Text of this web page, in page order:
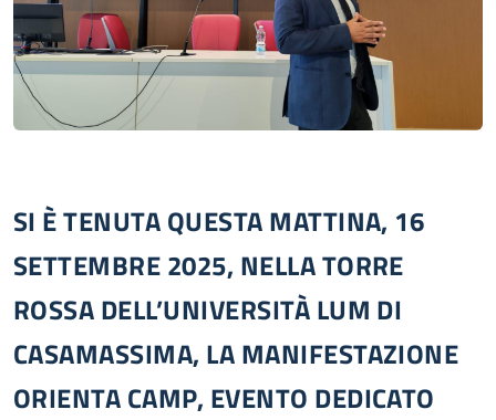
SI È TENUTA QUESTA MATTINA, 16
SETTEMBRE 2025, NELLA TORRE
ROSSA DELL’UNIVERSITÀ LUM DI
CASAMASSIMA, LA MANIFESTAZIONE
ORIENTA CAMP, EVENTO DEDICATO